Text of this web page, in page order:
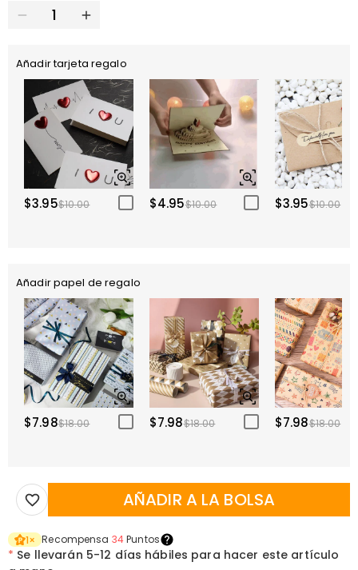
Añadir tarjeta regalo
$3.95$10.00 $4.95$10.00 $3.95$10.00
Añadir papel de regalo
$7.98$18.00 $7.98$18.00 $7.98$18.00
AÑADIR A LA BOLSA
1× Recompensa 34Puntos
* Se llevarán 5-12 días hábiles para hacer este artículo